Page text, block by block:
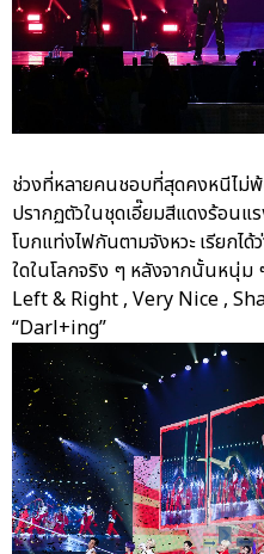
ช่วงที่หลายคนชอบที่สุดคงหนีไม่
ปรากฏตัวในชุดเอี๊ยมสีแดงร้อนแ
โบกแท่งไฟกันตามจังหวะ เรียกไ
ใดในโลกจริง ๆ หลังจากนั้นหนุ่ม
Left & Right , Very Nice ,
“Darl+ing”